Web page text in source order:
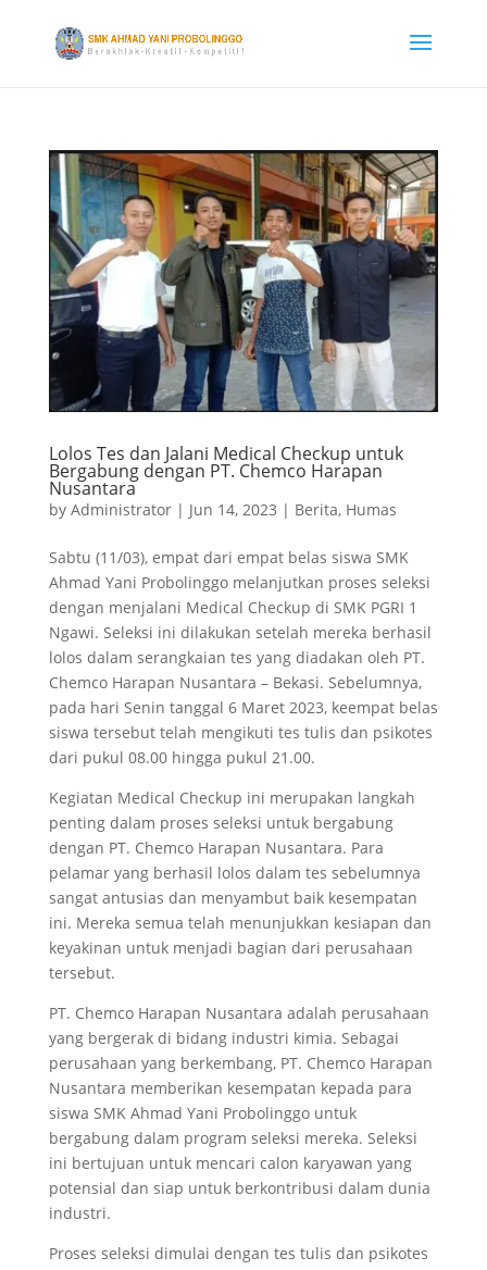
Lolos Tes dan Jalani Medical Checkup untuk
Bergabung dengan PT. Chemco Harapan
Nusantara
by Administrator| Jun 14, 2023 | Berita, Humas
Sabtu (11/03), empat dari empat belas siswa SMK
Ahmad Yani Probolinggo melanjutkan proses seleksi
dengan menjalani Medical Checkup di SMK PGRI 1
Ngawi. Seleksi ini dilakukan setelah mereka berhasil
lolos dalam serangkaian tes yang diadakan oleh PT.
Chemco Harapan Nusantara – Bekasi. Sebelumnya,
pada hari Senin tanggal 6 Maret 2023, keempat belas
siswa tersebut telah mengikuti tes tulis dan psikotes
dari pukul 08.00 hingga pukul 21.00.
Kegiatan Medical Checkup ini merupakan langkah
penting dalam proses seleksi untuk bergabung
dengan PT. Chemco Harapan Nusantara. Para
pelamar yang berhasil lolos dalam tes sebelumnya
sangat antusias dan menyambut baik kesempatan
ini. Mereka semua telah menunjukkan kesiapan dan
keyakinan untuk menjadi bagian dari perusahaan
tersebut.
PT. Chemco Harapan Nusantara adalah perusahaan
yang bergerak di bidang industri kimia. Sebagai
perusahaan yang berkembang, PT. Chemco Harapan
Nusantara memberikan kesempatan kepada para
siswa SMK Ahmad Yani Probolinggo untuk
bergabung dalam program seleksi mereka. Seleksi
ini bertujuan untuk mencari calon karyawan yang
potensial dan siap untuk berkontribusi dalam dunia
industri.
Proses seleksi dimulai dengan tes tulis dan psikotes